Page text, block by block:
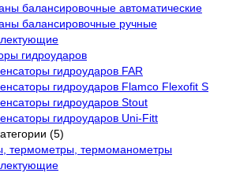
балансировочные автоматические
балансировочные ручные
гидроударов
гидроударов FAR
гидроударов Flamco Flexofit S
гидроударов Stout
гидроударов Uni-Fitt
(5)
термометры, термоманометры